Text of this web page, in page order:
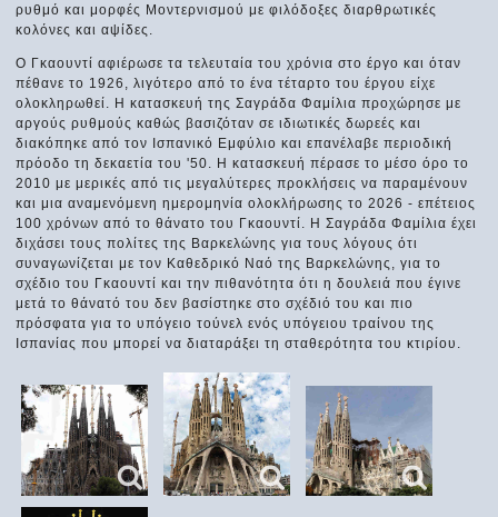
ρυθμό και μορφές Μοντερνισμού με φιλόδοξες διαρθρωτικές
κολόνες και αψίδες.
Ο Γκαουντί αφιέρωσε τα τελευταία του χρόνια στο έργο και όταν
πέθανε το 1926, λιγότερο από το ένα τέταρτο του έργου είχε
ολοκληρωθεί. Η κατασκευή της Σαγράδα Φαμίλια προχώρησε με
αργούς ρυθμούς καθώς βασιζόταν σε ιδιωτικές δωρεές και
διακόπηκε από τον Ισπανικό Εμφύλιο και επανέλαβε περιοδική
πρόοδο τη δεκαετία του '50. Η κατασκευή πέρασε το μέσο όρο το
2010 με μερικές από τις μεγαλύτερες προκλήσεις να παραμένουν
και μια αναμενόμενη ημερομηνία ολοκλήρωσης το 2026 - επέτειος
100 χρόνων από το θάνατο του Γκαουντί. Η Σαγράδα Φαμίλια έχει
διχάσει τους πολίτες της Βαρκελώνης για τους λόγους ότι
συναγωνίζεται με τον Καθεδρικό Ναό της Βαρκελώνης, για το
σχέδιο του Γκαουντί και την πιθανότητα ότι η δουλειά που έγινε
μετά το θάνατό του δεν βασίστηκε στο σχέδιό του και πιο
πρόσφατα για το υπόγειο τούνελ ενός υπόγειου τραίνου της
Ισπανίας που μπορεί να διαταράξει τη σταθερότητα του κτιρίου.